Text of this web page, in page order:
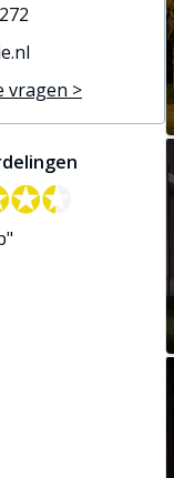
vragen >